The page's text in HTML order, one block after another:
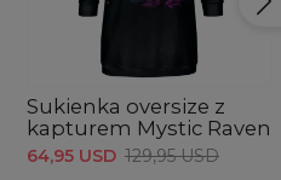
Sukienka oversize z
kapturem Mystic Raven
64,95 USD 129,95 USD